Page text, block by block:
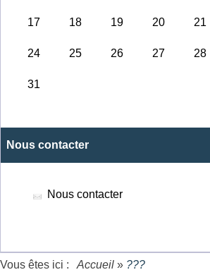
Nous contacter
Nous contacter
Vous êtes ici : Accueil » ???